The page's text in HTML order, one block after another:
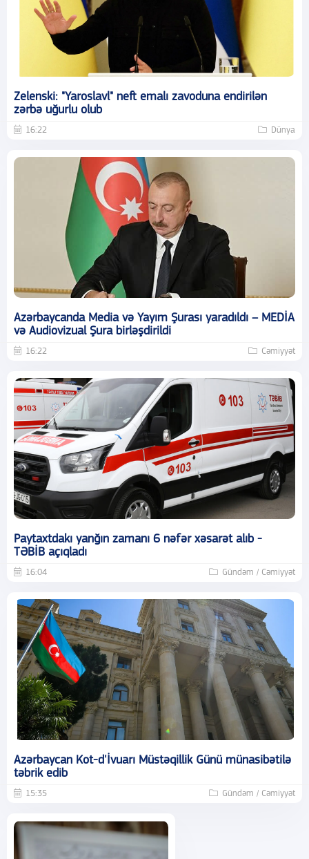
Zelenski: "Yaroslavl" neft emalı zavoduna endirilən
zərbə uğurlu olub
16:22 Dünya
Azərbaycanda Media və Yayım Şurası yaradıldı – MEDİA
və Audiovizual Şura birləşdirildi
16:22 Cəmiyyət
Paytaxtdakı yanğın zamanı 6 nəfər xəsarət alıb -
TƏBİB açıqladı
16:04 Gündəm / Cəmiyyət
Azərbaycan Kot-d'İvuarı Müstəqillik Günü münasibətilə
təbrik edib
15:35 Gündəm / Cəmiyyət